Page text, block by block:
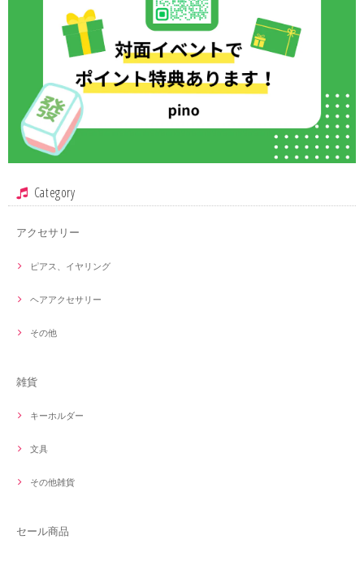
Category
アクセサリー
ピアス、イヤリング
ヘアアクセサリー
その他
雑貨
キーホルダー
文具
その他雑貨
セール商品